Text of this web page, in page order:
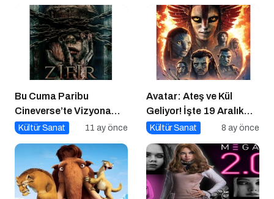
Bu Cuma Paribu
Cineverse’te Vizyona
Girecek Filmler
Kültür Sanat 11 ay önce
Avatar: Ateş ve Kül
Geliyor! İşte 19 Aralık
Vizyon Filmleri
Kültür Sanat 8 ay önce